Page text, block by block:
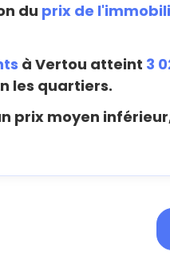
du prix de
à Vertou atteint 3
les quartiers.
prix moyen